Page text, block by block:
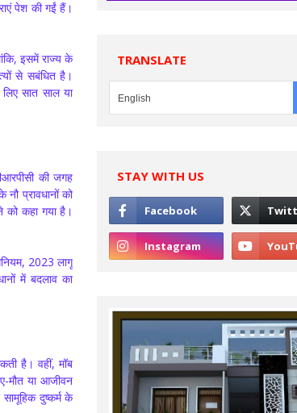
पेश की गईं हैं।
इसमें राज्य के
से सबंधित है।
सात साल या
की जगह
नौ प्रावधानों को
को कहा गया है।
2023 लागू
में बदलाव का
है। वहीं, मॉब
मौत या आजीवन
दुष्कर्म के
TRANSLATE
STAY WITH US